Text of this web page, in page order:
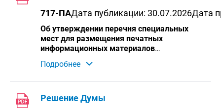
09.10.2025 № 1313-ПА
717-ПАДата публикации: 30.07.2026Дата
Об утверждении перечня специальных
мест для размещения печатных
информационных материалов
материалов зарегистрированных
Думы Федерального Собрания
Подробнее
Решение Думы